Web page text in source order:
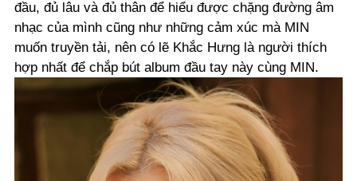
đầu, đủ lâu và đủ thân để hiểu được chặng đường âm
nhạc của mình cũng như những cảm xúc mà MIN
muốn truyền tải, nên có lẽ Khắc Hưng là người thích
hợp nhất để chắp bút album đầu tay này cùng MIN.